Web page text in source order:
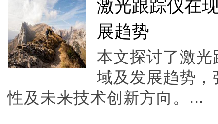
激光跟踪仪在
展趋势
本文探讨了激
域及发展趋势
性及未来技术创新方向。...